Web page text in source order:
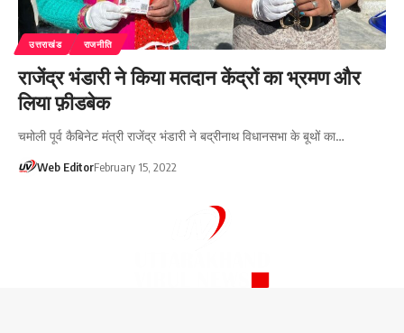
उत्तराखंड राजनीति
राजेंद्र भंडारी ने किया मतदान केंद्रों का भ्रमण और
लिया फ़ीडबेक
चमोली पूर्व कैबिनेट मंत्री राजेंद्र भंडारी ने बद्रीनाथ विधानसभा के बूथों का…
Web EditorFebruary 15, 2022